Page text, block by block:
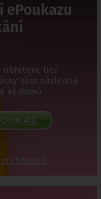
ePoukazu
obratem, bez
Vám následně
až domů